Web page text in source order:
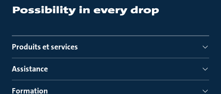
Produits et services
Assistance
Formation